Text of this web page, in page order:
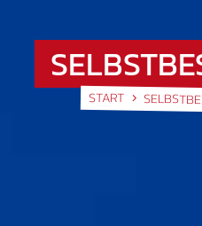
START